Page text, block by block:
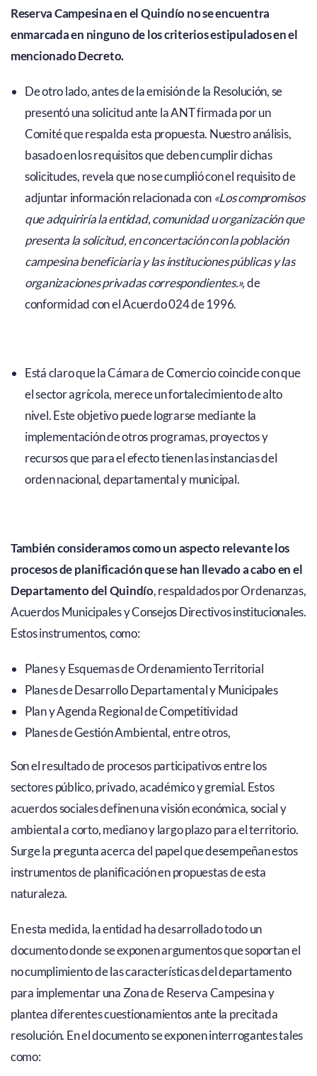
Reserva Campesina en el Quindío no se encuentra
enmarcada en ninguno de los criterios estipulados en el
mencionado Decreto.
De otro lado, antes de la emisión de la Resolución, se
presentó una solicitud ante la ANT firmada por un
Comité que respalda esta propuesta. Nuestro análisis,
basado en los requisitos que deben cumplir dichas
solicitudes, revela que no se cumplió con el requisito de
adjuntar información relacionada con «Los compromisos
que adquiriría la entidad, comunidad u organización que
presenta la solicitud, en concertación con la población
campesina beneficiaria y las instituciones públicas y las
organizaciones privadas correspondientes.»,de
conformidad con el Acuerdo 024 de 1996.
Está claro que la Cámara de Comercio coincide con que
el sector agrícola, merece un fortalecimiento de alto
nivel. Este objetivo puede lograrse mediante la
implementación de otros programas, proyectos y
recursos que para el efecto tienen las instancias del
orden nacional, departamental y municipal.
También consideramos como un aspecto relevante los
procesos de planificación que se han llevado a cabo en el
Departamento del Quindío, respaldados por Ordenanzas,
Acuerdos Municipales y Consejos Directivos institucionales.
Estos instrumentos, como:
Planes y Esquemas de Ordenamiento Territorial
Planes de Desarrollo Departamental y Municipales
Plan y Agenda Regional de Competitividad
Planes de Gestión Ambiental, entre otros,
Son el resultado de procesos participativos entre los
sectores público, privado, académico y gremial. Estos
acuerdos sociales definen una visión económica, social y
ambiental a corto, mediano y largo plazo para el territorio.
Surge la pregunta acerca del papel que desempeñan estos
instrumentos de planificación en propuestas de esta
naturaleza.
En esta medida, la entidad ha desarrollado todo un
documento donde se exponen argumentos que soportan el
no cumplimiento de las características del departamento
para implementar una Zona de Reserva Campesina y
plantea diferentes cuestionamientos ante la precitada
resolución. En el documento se exponen interrogantes tales
como: